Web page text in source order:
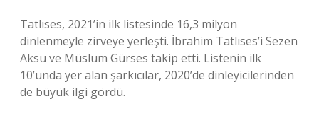
Tatlıses, 2021’in ilk listesinde 16,3 milyon
dinlenmeyle zirveye yerleşti. İbrahim Tatlıses’i Sezen
Aksu ve Müslüm Gürses takip etti. Listenin ilk
10’unda yer alan şarkıcılar, 2020’de dinleyicilerinden
de büyük ilgi gördü.